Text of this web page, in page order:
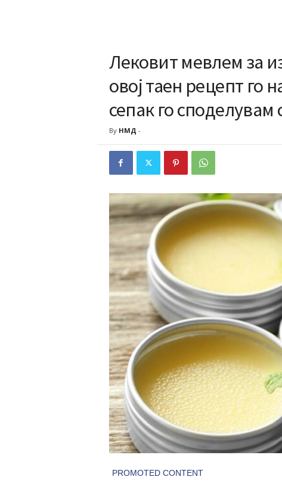
Лековит мевлем за
овој таен рецепт го
сепак го споделувам
By НМД -